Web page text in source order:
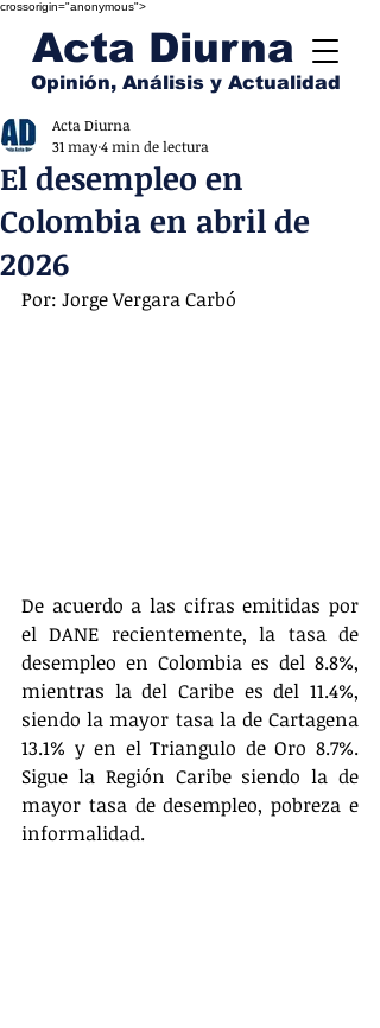
crossorigin="anonymous">
Acta Diurna
Opinión, Análisis y Actualidad
El desempleo en
Colombia en abril de
2026
Acta Diurna
31 may4 min de lectura
Por: Jorge Vergara Carbó
De acuerdo a las cifras emitidas por
el DANE recientemente, la tasa de
desempleo en Colombia es del 8.8%,
mientras la del Caribe es del 11.4%,
siendo la mayor tasa la de Cartagena
13.1% y en el Triangulo de Oro 8.7%.
Sigue la Región Caribe siendo la de
mayor tasa de desempleo, pobreza e
informalidad.